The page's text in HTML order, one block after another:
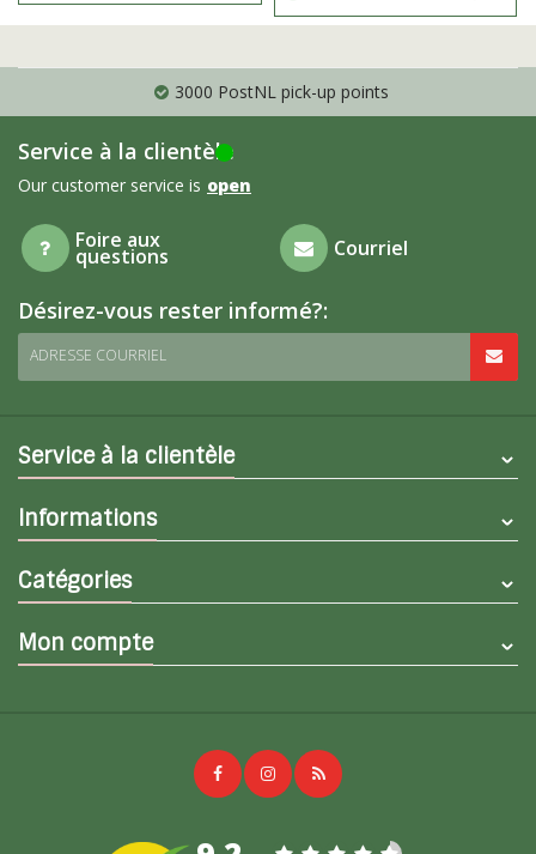
3000 PostNL pick-up points
Service à la clientèle
Our customer service is open
Foire aux
questions Courriel
Désirez-vous rester informé?:
ADRESSE COURRIEL
Service à la clientèle
Informations
Catégories
Mon compte